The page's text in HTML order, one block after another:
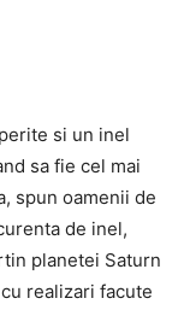
si un inel
sa fie cel mai
spun oamenii de
de inel,
planetei Saturn
realizari facute